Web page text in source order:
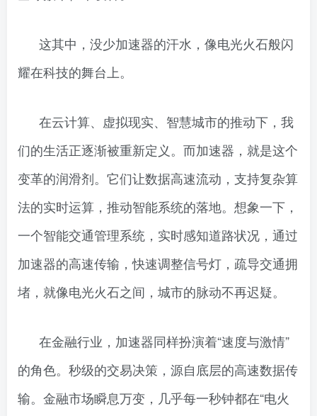
这其中，没少加速器的汗水，像电光火石般闪
耀在科技的舞台上。
在云计算、虚拟现实、智慧城市的推动下，我
们的生活正逐渐被重新定义。而加速器，就是这个
变革的润滑剂。它们让数据高速流动，支持复杂算
法的实时运算，推动智能系统的落地。想象一下，
一个智能交通管理系统，实时感知道路状况，通过
加速器的高速传输，快速调整信号灯，疏导交通拥
堵，就像电光火石之间，城市的脉动不再迟疑。
在金融行业，加速器同样扮演着“速度与激情”
的角色。秒级的交易决策，源自底层的高速数据传
输。金融市场瞬息万变，几乎每一秒钟都在“电火